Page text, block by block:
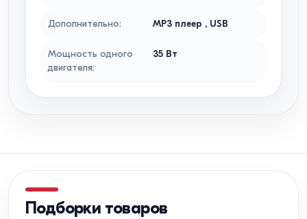
Дополнительно: MP3 плеер , USB
Мощность одного
двигателя:
35Вт
Подборки товаров